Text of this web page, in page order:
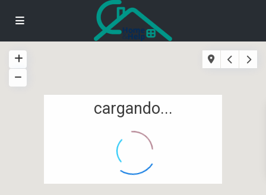
cargando...